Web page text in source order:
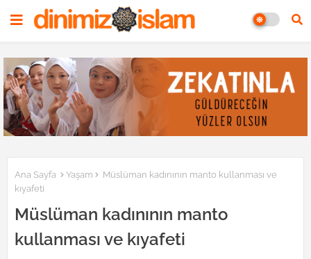
Ana Sayfa Yaşam
Müslüman kadınının manto kullanması ve
kıyafeti
Müslüman kadınının manto
kullanması ve kıyafeti